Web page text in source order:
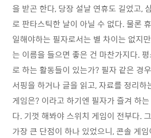
을 받곤 한다, 당장 설날 연휴도 길었고,
로 판타스틱한 날이 아닐 수 없다. 물론
일해야하는 필자로서는 별 차이는 없지
는 이름을 들으면 좋은 건 마찬가지다.
로 하는 활동들이 있는가? 필자 같은 경
서핑을 하거나 글을 읽고, 자료를 정리하
게임은? 이라고 하기엔 필자가 즐겨 하
다. 기껏 해봐야 스위치 게임이 전부다.
가장 큰 단점이 하나 있었으니, 콘솔 게